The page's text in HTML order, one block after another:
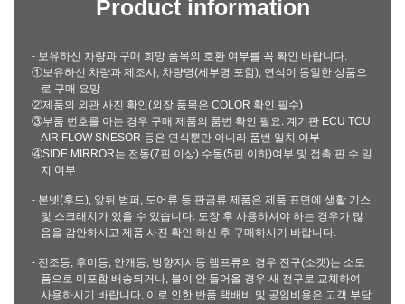
Product information
- 보유하신 차량과 구매 희망 품목의 호환 여부를 꼭 확인 바랍니다.
①보유하신 차량과 제조사, 차량명(세부명 포함), 연식이 동일한 상품으
로 구매 요망
②제품의 외관 사진 확인(외장 품목은 COLOR 확인 필수)
③부품 번호를 아는 경우 구매 제품의 품번 확인 필요: 계기판 ECU TCU
AIR FLOW SNESOR 등은 연식뿐만 아니라 품번 일치 여부
④SIDE MIRROR는 전동(7핀 이상) 수동(5핀 이하)여부 및 접촉 핀 수 일
치 여부
- 본넷(후드), 앞뒤 범퍼, 도어류 등 판금류 제품은 제품 표면에 생활 기스
및 스크래치가 있을 수 있습니다. 도장 후 사용하셔야 하는 경우가 많
음을 감안하시고 제품 사진 확인 하신 후 구매하시기 바랍니다.
- 전조등, 후미등, 안개등, 방향지시등 램프류의 경우 전구(소켓)는 소모
품으로 미포함 배송되거나, 불이 안 들어올 경우 새 전구로 교체하여
사용하시기 바랍니다. 이로 인한 반품 택배비 및 공임비용은 고객 부담